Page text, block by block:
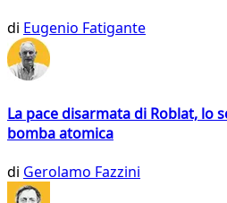
di Eugenio Fatigante
La pace disarmata di Roblat, lo
bomba atomica
di Gerolamo Fazzini